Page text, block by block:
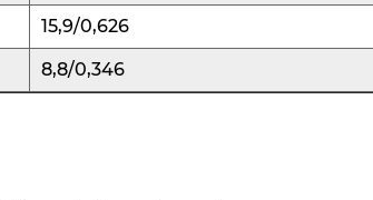
15,9/0,626
8,8/0,346